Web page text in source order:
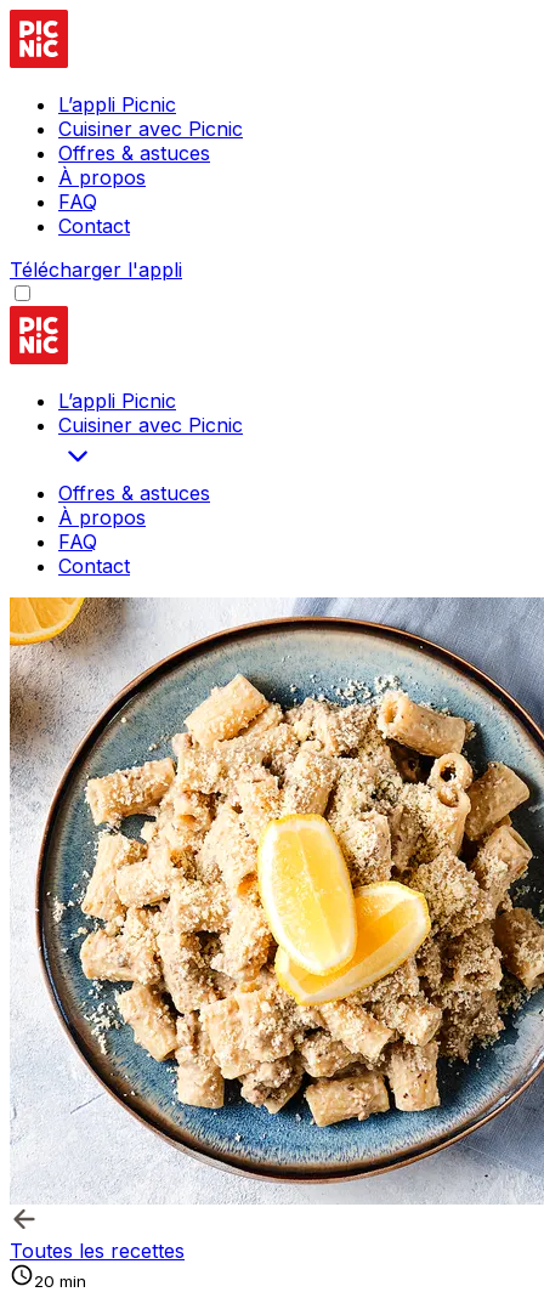
L’appli Picnic
Cuisiner avec Picnic
Offres & astuces
À propos
FAQ
Contact
Télécharger l'appli
L’appli Picnic
Cuisiner avec Picnic
Offres & astuces
À propos
FAQ
Contact
Toutes les recettes
20 min